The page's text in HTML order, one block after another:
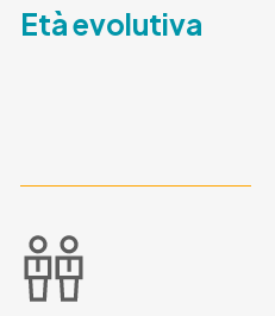
Età evolutiva